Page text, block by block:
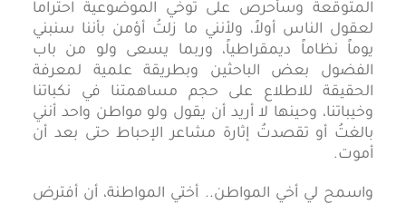
المتوقعة وسأحرص على توخي الموضوعية احتراماً
لعقول الناس أولاً، ولأنني ما زلتُ أؤمن بأننا سنبني
يوماً نظاماً ديمقراطياً، وربما يسعى ولو من باب
الفضول بعض الباحثين وبطريقة علمية لمعرفة
الحقيقة للاطلاع على حجم مساهمتنا في نكباتنا
وخيباتنا، وحينها لا أريد أن يقول ولو مواطن واحد أنني
بالغتُ أو تقصدتُ إثارة مشاعر الإحباط حتى بعد أن
أموت.
واسمح لي أخي المواطن.. أختي المواطنة، أن أفترض